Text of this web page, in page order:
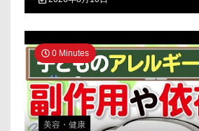
0 Minutes
美容・健康